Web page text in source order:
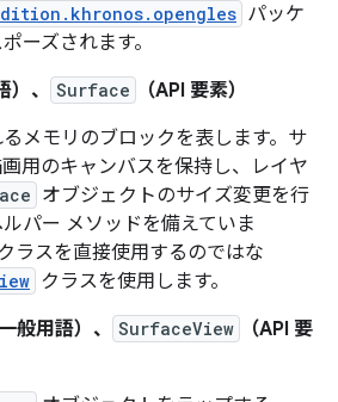
パッケ
ーズされます。
、
Surface
（API 要素）
メモリのブロックを表します。サ
用のキャンバスを保持し、レイヤ
オブジェクトのサイズ変更を行
パー メソッドを備えていま
クラスを直接使用するのではな
クラスを使用します。
般用語）、
SurfaceView
（API 要